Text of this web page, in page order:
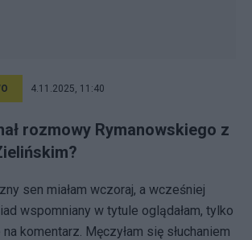
4.11.2025, 11:40
rozmowy Rymanowskiego z
sen miałam wczoraj, a wcześniej
wspomniany w tytule oglądałam, tylko
komentarz. Męczyłam się słuchaniem